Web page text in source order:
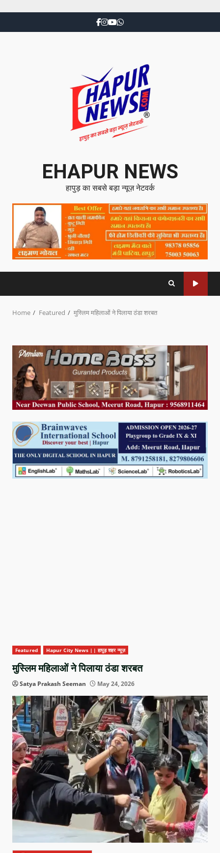
EHAPUR NEWS
हापुड़ का सबसे बड़ा न्यूज़ नेटवर्क
Home Featured मुस्लिम महिलाओं ने पिलाया ठंडा शरबत
Featured Hapur City News || हापुड़ शहर न्यूज़
मुस्लिम महिलाओं ने पिलाया ठंडा शरबत
Satya Prakash Seeman May 24, 2026